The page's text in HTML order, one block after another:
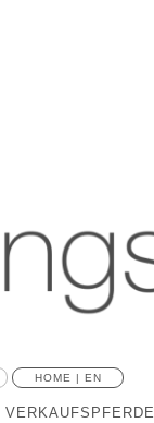
HOME | EN
VERKAUFSPFERDE